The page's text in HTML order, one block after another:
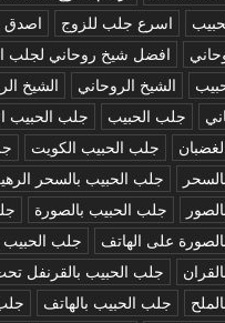
اسرع جلب للزوج اصدق
افضل شيخ روحاني لجلب
الشيخ الروحاني الشيخ
جلب الحبيب جلب الحبيب
جلب الحبيب الكويت
جلب الحبيب بالسحر
جلب الحبيب بالصورة
على الهاتف
جلب الحبيب
جلب الحبيب بالقرنفل
جلب الحبيب بالهاتف